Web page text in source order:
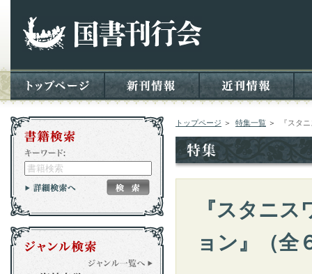
トップページ ＞ 特集一覧 ＞ 『スタ
『スタニ
ョン』（全